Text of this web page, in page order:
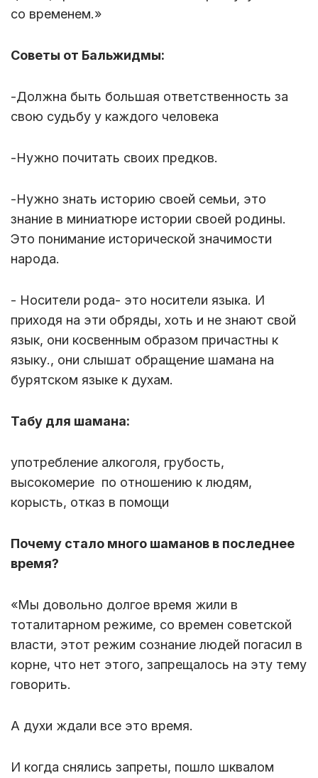
со временем.»
Советы от Бальжидмы:
-Должна быть большая ответственность за
свою судьбу у каждого человека
-Нужно почитать своих предков.
-Нужно знать историю своей семьи, это
знание в миниатюре истории своей родины.
Это понимание исторической значимости
народа.
- Носители рода- это носители языка. И
приходя на эти обряды, хоть и не знают свой
язык, они косвенным образом причастны к
языку., они слышат обращение шамана на
бурятском языке к духам.
Табу для шамана:
употребление алкоголя, грубость,
высокомерие по отношению к людям,
корысть, отказ в помощи
Почему стало много шаманов в последнее
время?
«Мы довольно долгое время жили в
тоталитарном режиме, со времен советской
власти, этот режим сознание людей погасил в
корне, что нет этого, запрещалось на эту тему
говорить.
А духи ждали все это время.
И когда снялись запреты, пошло шквалом